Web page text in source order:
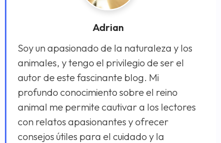
Adrian
Soy un apasionado de la naturaleza y los
animales, y tengo el privilegio de ser el
autor de este fascinante blog. Mi
profundo conocimiento sobre el reino
animal me permite cautivar a los lectores
con relatos apasionantes y ofrecer
consejos útiles para el cuidado y la